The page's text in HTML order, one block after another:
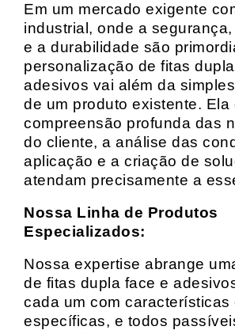
Em um mercado exigente
industrial, onde a
e a durabilidade são
personalização de fitas
adesivos vai além da
de um produto existente. Ela
compreensão profunda das
do cliente, a análise das
aplicação e a criação de
atendam precisamente a
Nossa Linha de Produtos
Especializados:
Nossa expertise abrange
de fitas dupla face e
cada um com características
específicas, e todos